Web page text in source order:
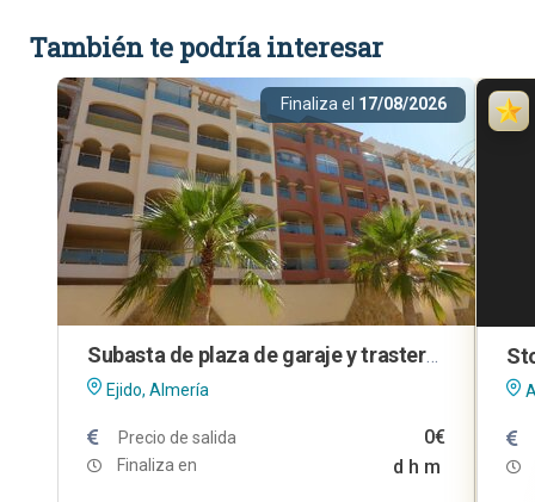
También te podría interesar
Finaliza el 17/08/2026
Subasta de plaza de garaje y trastero en El Ejido (Almería)
Ejido, Almería
Precio de salida 0€
Finaliza en d h m